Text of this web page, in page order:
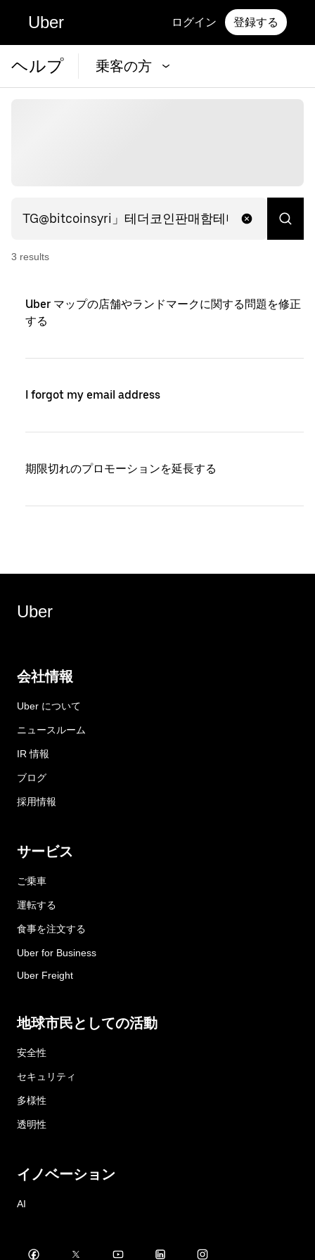
Uber ログイン 登録する
ヘルプ 乗客の方
3 results
Uber マップの店舗やランドマークに関する問題を修正
する
I forgot my email address
期限切れのプロモーションを延長する
Uber
会社情報
Uber について
ニュースルーム
IR 情報
ブログ
採用情報
サービス
ご乗車
運転する
食事を注文する
Uber for Business
Uber Freight
地球市民としての活動
安全性
セキュリティ
多様性
透明性
イノベーション
AI